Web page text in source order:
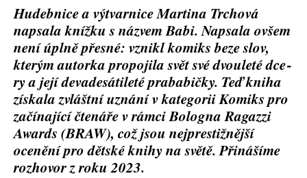
Hudeb­ni­ce a výtvar­ni­ce Mar­ti­na Trcho­vá
napsa­la kníž­ku s názvem Babi. Napsa­la ovšem
není úpl­ně přes­né: vzni­kl komiks beze slov,
kte­rým autor­ka pro­po­ji­la svět své dvou­le­té dce­
ry a její deva­de­sá­ti­le­té pra­ba­bič­ky. Teď kniha
získala zvláštní uznání v kategorii Komiks pro
začínající čtenáře v rámci Bologna Ragazzi
Awards (BRAW), což jsou nejprestižnější
ocenění pro dětské knihy na světě. Přinášíme
rozhovor z roku 2023.